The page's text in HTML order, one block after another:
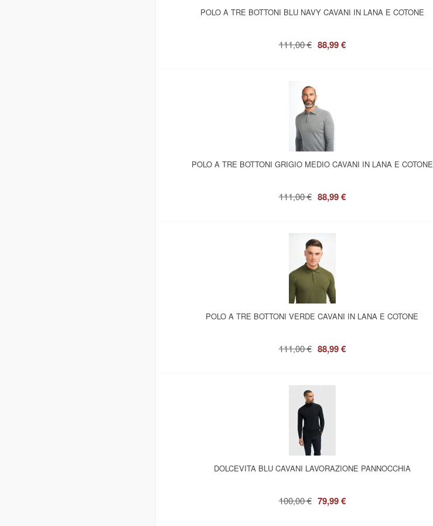
POLO A TRE BOTTONI BLU NAVY CAVANI IN LANA E COTONE
111,00 € 88,99 €
POLO A TRE BOTTONI GRIGIO MEDIO CAVANI IN LANA E COTONE
111,00 € 88,99 €
POLO A TRE BOTTONI VERDE CAVANI IN LANA E COTONE
111,00 € 88,99 €
DOLCEVITA BLU CAVANI LAVORAZIONE PANNOCCHIA
100,00 € 79,99 €